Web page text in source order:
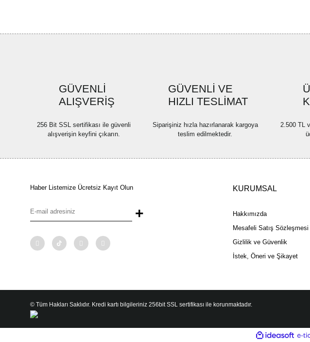
GÜVENLİ
ALIŞVERİŞ
256 Bit SSL sertifikası ile güvenli
alışverişin keyfini çıkarın.
GÜVENLİ VE
HIZLI TESLİMAT
Siparişiniz hızla hazırlanarak kargoya
teslim edilmektedir.
2.500 TL
Haber Listemize Ücretsiz Kayıt Olun
+
KURUMSAL
Hakkımızda
Mesafeli Satış Sözleşmesi
Gizlilik ve Güvenlik
İstek, Öneri ve Şikayet
© Tüm Hakları Saklıdır. Kredi kartı bilgileriniz 256bit SSL sertifikası ile korunmaktadır.